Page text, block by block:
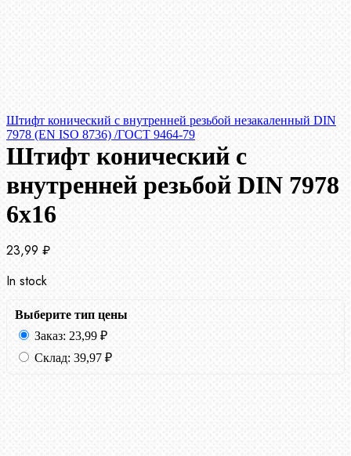
Штифт конический с внутренней резьбой незакаленный DIN
7978 (EN ISO 8736) /ГОСТ 9464-79
Штифт конический с
внутренней резьбой DIN 7978
6х16
23,99 ₽
In stock
Выберите тип цены
Заказ: 23,99 ₽
Склад: 39,97 ₽